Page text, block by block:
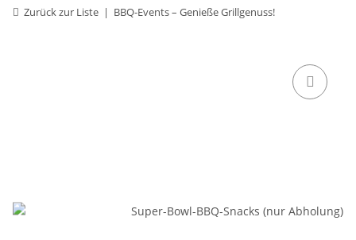
Zurück zur Liste BBQ-Events – Genieße Grillgenuss!